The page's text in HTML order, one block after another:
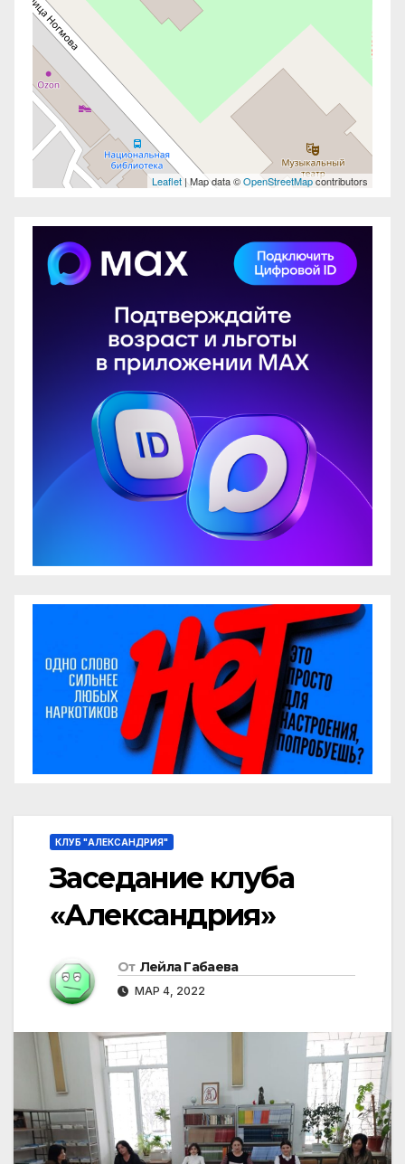
КЛУБ "АЛЕКСАНДРИЯ"
Заседание клуба
«Александрия»
От Лейла Габаева
МАР 4, 2022